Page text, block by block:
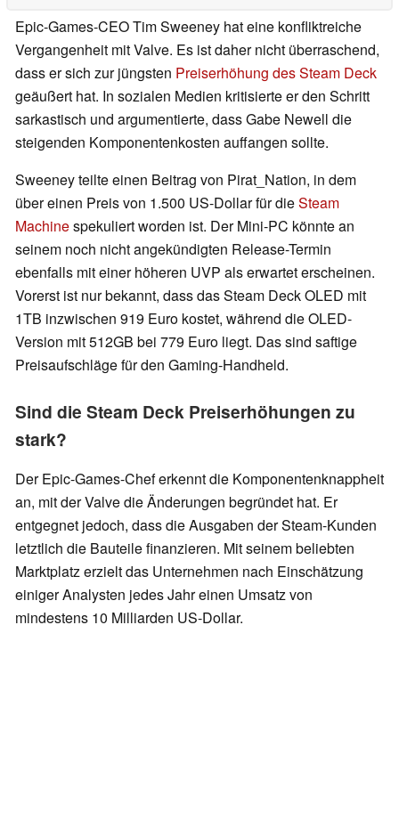
Epic-Games-CEO Tim Sweeney hat eine konfliktreiche
Vergangenheit mit Valve. Es ist daher nicht überraschend,
dass er sich zur jüngsten Preiserhöhung des Steam Deck
geäußert hat. In sozialen Medien kritisierte er den Schritt
sarkastisch und argumentierte, dass Gabe Newell die
steigenden Komponentenkosten auffangen sollte.
Sweeney teilte einen Beitrag von Pirat_Nation, in dem
über einen Preis von 1.500 US-Dollar für dieSteam
Machinespekuliert worden ist. Der Mini-PC könnte an
seinem noch nicht angekündigten Release-Termin
ebenfalls mit einer höheren UVP als erwartet erscheinen.
Vorerst ist nur bekannt, dass das Steam Deck OLED mit
1TB inzwischen 919 Euro kostet, während die OLED-
Version mit 512GB bei 779 Euro liegt. Das sind saftige
Preisaufschläge für den Gaming-Handheld.
Sind die Steam Deck Preiserhöhungen zu
stark?
Der Epic-Games-Chef erkennt die Komponentenknappheit
an, mit der Valve die Änderungen begründet hat. Er
entgegnet jedoch, dass die Ausgaben der Steam-Kunden
letztlich die Bauteile finanzieren. Mit seinem beliebten
Marktplatz erzielt das Unternehmen nach Einschätzung
einiger Analysten jedes Jahr einen Umsatz von
mindestens 10 Milliarden US-Dollar.